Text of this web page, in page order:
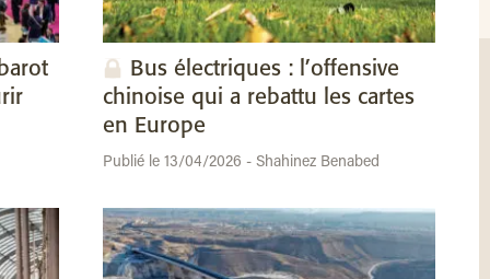
Bus électriques : l’offensive
chinoise qui a rebattu les cartes
en Europe
Publié le 13/04/2026 - Shahinez Benabed